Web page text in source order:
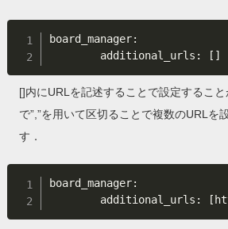
board_manager:
        additional_urls:
[ ]
[]内にURLを記述することで設定するこ
で”,”を用いて区切ることで複数のURLを
す．
board_manager:
        additional_urls:
[